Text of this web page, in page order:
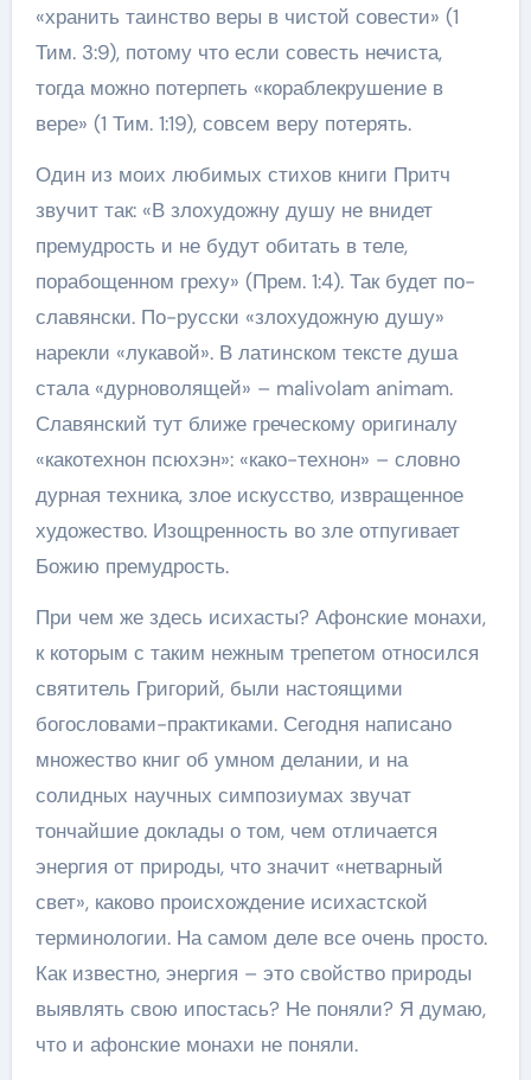
«хранить таинство веры в чистой совести» (1
Тим. 3:9), потому что если совесть нечиста,
тогда можно потерпеть «кораблекрушение в
вере» (1 Тим. 1:19), совсем веру потерять.
Один из моих любимых стихов книги Притч
звучит так: «В злохудожну душу не внидет
премудрость и не будут обитать в теле,
порабощенном греху» (Прем. 1:4). Так будет по-
славянски. По-русски «злохудожную душу»
нарекли «лукавой». В латинском тексте душа
стала «дурноволящей» – malivolam animam.
Славянский тут ближе греческому оригиналу
«какотехнон псюхэн»: «како-технон» – словно
дурная техника, злое искусство, извращенное
художество. Изощренность во зле отпугивает
Божию премудрость.
При чем же здесь исихасты? Афонские монахи,
к которым с таким нежным трепетом относился
святитель Григорий, были настоящими
богословами-практиками. Сегодня написано
множество книг об умном делании, и на
солидных научных симпозиумах звучат
тончайшие доклады о том, чем отличается
энергия от природы, что значит «нетварный
свет», каково происхождение исихастской
терминологии. На самом деле все очень просто.
Как известно, энергия – это свойство природы
выявлять свою ипостась? Не поняли? Я думаю,
что и афонские монахи не поняли.